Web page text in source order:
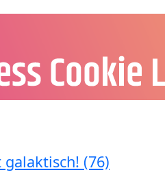
galaktisch! (76)